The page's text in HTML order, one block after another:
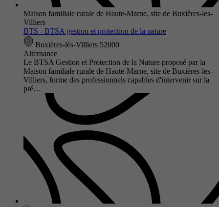
Maison familiale rurale de Haute-Marne, site de Buxières-les-
Villiers
BTS - BTSA gestion et protection de la nature
Buxières-lès-Villiers 52000
Alternance
Le BTSA Gestion et Protection de la Nature proposé par la
Maison familiale rurale de Haute-Marne, site de Buxières-les-
Villiers, forme des professionnels capables d'intervenir sur la
pré…